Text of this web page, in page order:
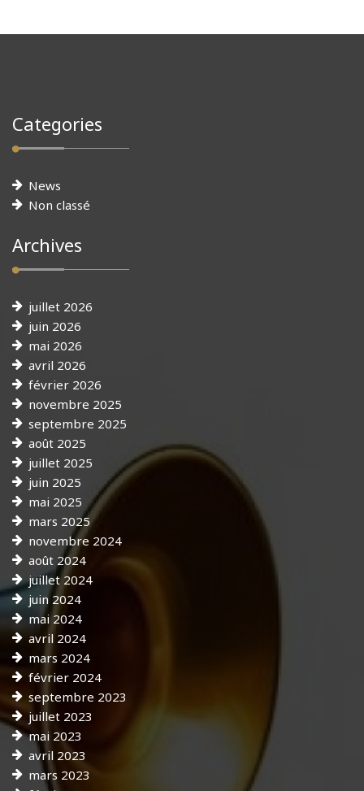
Categories
News
Non classé
Archives
juillet 2026
juin 2026
mai 2026
avril 2026
février 2026
novembre 2025
septembre 2025
août 2025
juillet 2025
juin 2025
mai 2025
mars 2025
novembre 2024
août 2024
juillet 2024
juin 2024
mai 2024
avril 2024
mars 2024
février 2024
septembre 2023
juillet 2023
mai 2023
avril 2023
mars 2023